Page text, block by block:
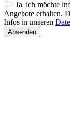
Ja, ich möchte
Angebote erhalten.
Infos in unseren
Absenden